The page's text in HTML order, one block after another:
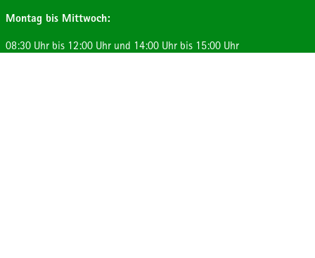
Montag bis Mittwoch:
08:30 Uhr bis 12:00 Uhr und 14:00 Uhr bis 15:00 Uhr